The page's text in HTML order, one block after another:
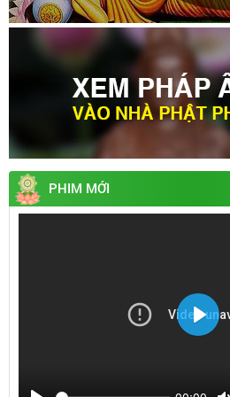
PHIM MỚI
Play